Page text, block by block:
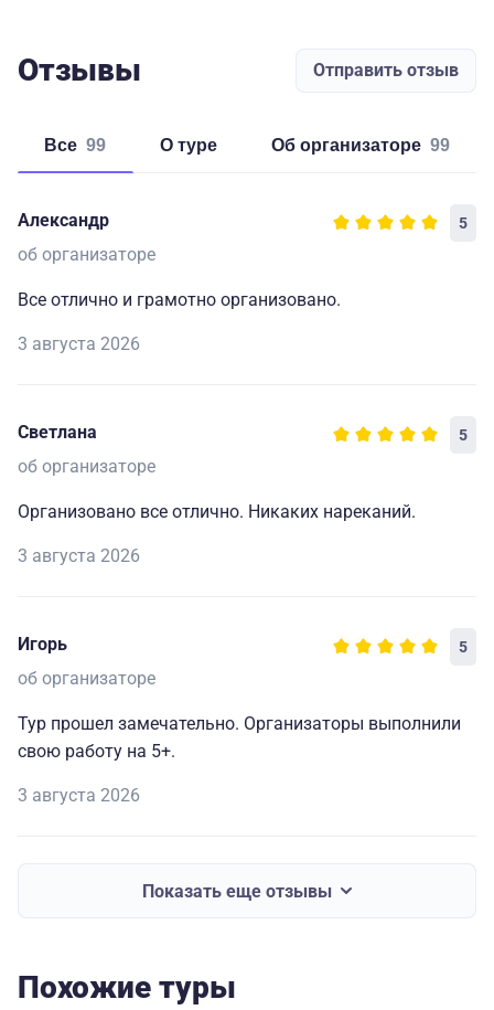
Отзывы Отправить отзыв
Все 99 о туре об организаторе 99
Александр 5
об организаторе
Все отлично и грамотно организовано.
3 августа 2026
Светлана 5
об организаторе
Организовано все отлично. Никаких нареканий.
3 августа 2026
Игорь 5
об организаторе
Тур прошел замечательно. Организаторы выполнили
свою работу на 5+.
3 августа 2026
Показать еще отзывы
Похожие туры